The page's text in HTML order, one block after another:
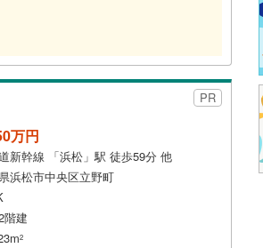
PR
万円
新幹線 「浜松」駅 徒歩59分 他
浜松市中央区立野町
階建
2